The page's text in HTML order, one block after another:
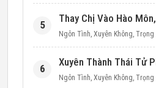
5
Ngôn Tình, Xuyên Không, Trọng
6
Xuyên Thành Thái Tử
Ngôn Tình, Xuyên Không, Trọng